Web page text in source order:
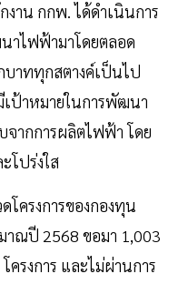
าน กกพ. ได้ดำเนินการ
าไฟฟ้ามาโดยตลอด
บาททุกสตางค์เป็นไป
ป้าหมายในการพัฒนา
ากการผลิตไฟฟ้า โดย
โปร่งใส
โครงการของกองทุน
ณปี 2568 ขอมา 1,003
ครงการ และไม่ผ่านการ